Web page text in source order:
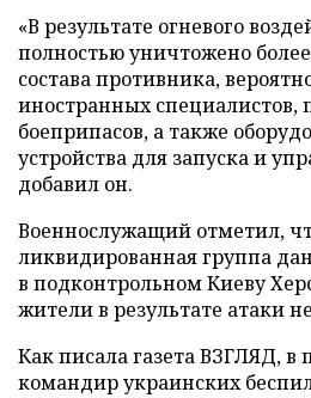
«В результате огневого
полностью уничтожено
состава противника,
иностранных специалистов,
боеприпасов, а также
устройства для запуска и
добавил он.
Военнослужащий отметил,
ликвидированная группа
в подконтрольном Киеву
жители в результате атаки
Как писала газета ВЗГЛЯД,
командир украинских